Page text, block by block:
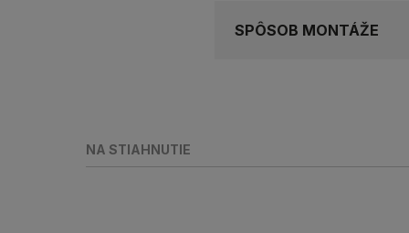
SPÔSOB MONTÁŽE
NA STIAHNUTIE